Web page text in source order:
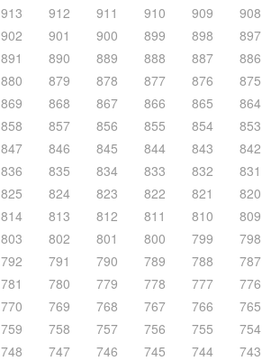
913 912 911 910 909 908
902 901 900 899 898 897
891 890 889 888 887 886
880 879 878 877 876 875
869 868 867 866 865 864
858 857 856 855 854 853
847 846 845 844 843 842
836 835 834 833 832 831
825 824 823 822 821 820
814 813 812 811 810 809
803 802 801 800 799 798
792 791 790 789 788 787
781 780 779 778 777 776
770 769 768 767 766 765
759 758 757 756 755 754
748 747 746 745 744 743